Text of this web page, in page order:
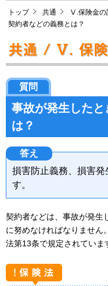
トップ 共通 Ⅴ.保険金の
契約者などの義務とは？
質問
事故が発生した
は？
答え
損害防止義務、損害発
す。
契約者などは、事故が発生
に努めなければなりません
法第13条で規定されていま